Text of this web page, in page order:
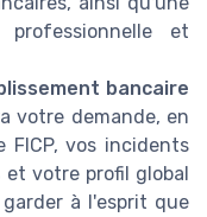
et
bancaire
votre demande, en
vos incidents
votre profil global
à l'esprit que